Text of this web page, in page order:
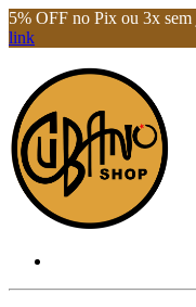
5% OFF no Pix ou 3x sem
link